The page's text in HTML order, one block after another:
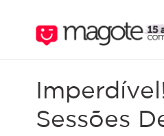
Sessões